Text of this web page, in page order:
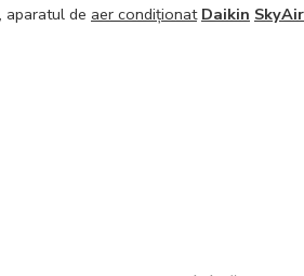
aparatul de aer condiționat Daikin